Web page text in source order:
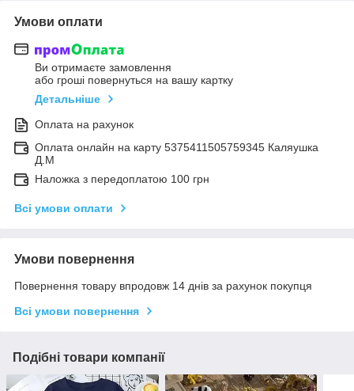
Умови оплати
Ви отримаєте замовлення
або гроші повернуться на вашу картку
Детальніше
Оплата на рахунок
Оплата онлайн на карту 5375411505759345 Каляушка
Д.М
Наложка з передоплатою 100 грн
Всі умови оплати
Умови повернення
Повернення товару впродовж 14 днів за рахунок покупця
Всі умови повернення
Подібні товари компанії